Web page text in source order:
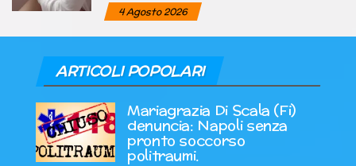
4 Agosto 2026
ARTICOLI POPOLARI
Mariagrazia Di Scala (Fi)
denuncia: Napoli senza
pronto soccorso
politraumi.